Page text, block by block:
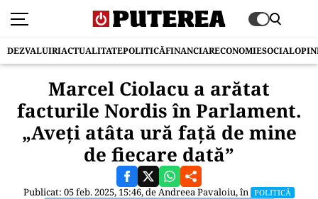
DEZVALUIRIACTUALITATEPOLITICĂFINANCIARECONOMIESOCIAL
Marcel Ciolacu a arătat
facturile Nordis în Parlament.
„Aveți atâta ură față de mine
de fiecare dată”
Publicat: 05 feb. 2025, 15:46, deAndreea Pavaloiu, în POLITICĂ